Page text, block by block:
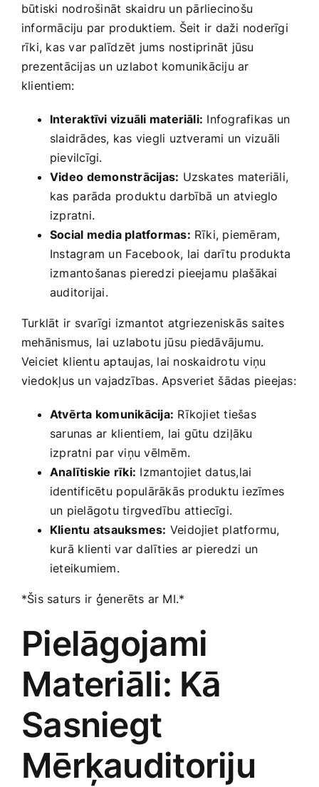
būtiski nodrošināt skaidru un pārliecinošu
informāciju par produktiem. Šeit ir daži noderīgi‌
rīki, kas var palīdzēt jums nostiprināt jūsu
prezentācijas un uzlabot komunikāciju ar
klientiem:
Interaktīvi vizuāli ‌materiāli: Infografikas un
slaidrādes, kas viegli uztverami un vizuāli
pievilcīgi.
Video⁢ demonstrācijas: ​Uzskates‍ materiāli,
kas ⁣parāda produktu darbībā un atvieglo
izpratni.
Social media platformas: Rīki, piemēram,
Instagram‌ un Facebook, lai ⁤darītu ​produkta
izmantošanas pieredzi pieejamu ⁣plašākai
auditorijai.
Turklāt ir svarīgi izmantot atgriezeniskās saites
mehānismus, ⁤lai uzlabotu jūsu piedāvājumu.
Veiciet⁤ klientu aptaujas, lai noskaidrotu viņu
viedokļus un‌ vajadzības. Apsveriet ‍šādas pieejas:
Atvērta komunikācija: Rīkojiet tiešas
sarunas⁣ ar klientiem, ⁣lai gūtu dziļāku
izpratni par viņu vēlmēm.
Analītiskie rīki: Izmantojiet datus,lai
‍identificētu ⁣populārākās produktu iezīmes‍
un pielāgotu tirgvedību attiecīgi.
Klientu atsauksmes: Veidojiet platformu,
‍kurā ⁢klienti var dalīties⁢ ar pieredzi un
ieteikumiem.
*Šis saturs ir ģenerēts ar MI.*
Pielāgojami
Materiāli: Kā
Sasniegt
Mērķauditoriju